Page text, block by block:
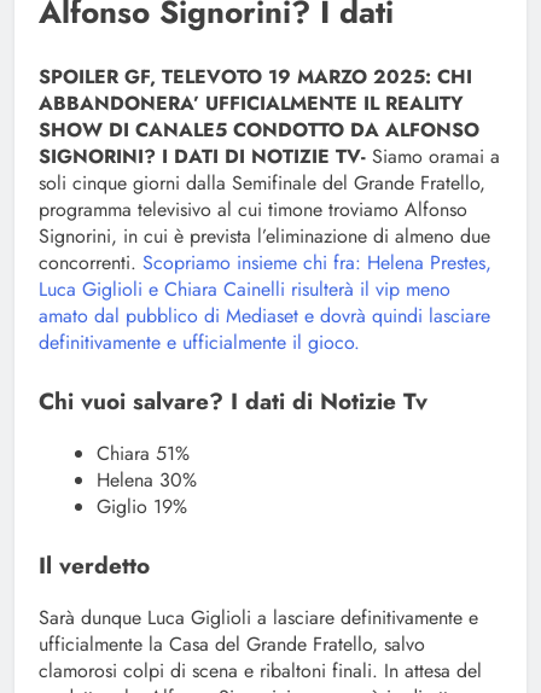
Alfonso Signorini? I dati
SPOILER GF, TELEVOTO 19 MARZO 2025: CHI
ABBANDONERA’ UFFICIALMENTE IL REALITY
SHOW DI CANALE5 CONDOTTO DA ALFONSO
SIGNORINI? I DATI DI NOTIZIE TV- Siamo oramai a
soli cinque giorni dalla Semifinale del Grande Fratello,
programma televisivo al cui timone troviamo Alfonso
Signorini, in cui è prevista l’eliminazione di almeno due
concorrenti. Scopriamo insieme chi fra: Helena Prestes,
Luca Giglioli e Chiara Cainelli risulterà il vip meno
amato dal pubblico di Mediaset e dovrà quindi lasciare
definitivamente e ufficialmente il gioco.
Chi vuoi salvare? I dati di Notizie Tv
Chiara 51%
Helena 30%
Giglio 19%
Il verdetto
Sarà dunque Luca Giglioli a lasciare definitivamente e
ufficialmente la Casa del Grande Fratello, salvo
clamorosi colpi di scena e ribaltoni finali. In attesa del